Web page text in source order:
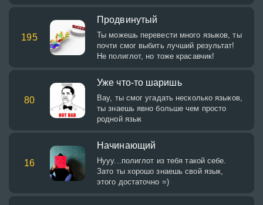
195
Продвинутый
Ты можешь перевести много языков, ты
почти смог выбить лучший результат!
Не полиглот, но тоже красавчик!
80
Уже что-то шаришь
Вау, ты смог угадать несколько языков,
ты знаешь явно больше чем просто
родной язык
16
Начинающий
Нууу...полиглот из тебя такой себе.
Зато ты хорошо знаешь свой язык,
этого достаточно =)